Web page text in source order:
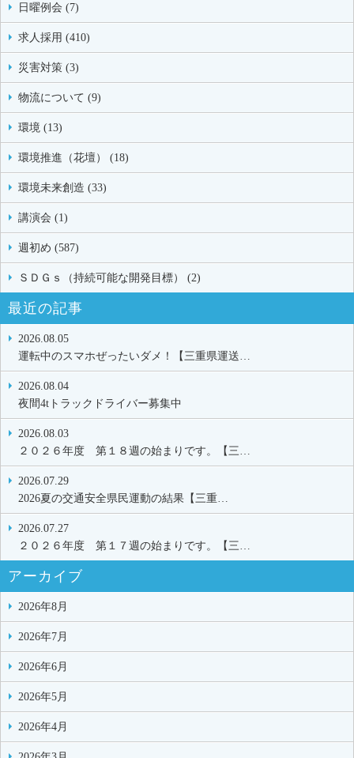
日曜例会 (7)
求人採用 (410)
災害対策 (3)
物流について (9)
環境 (13)
環境推進（花壇） (18)
環境未来創造 (33)
講演会 (1)
週初め (587)
ＳＤＧｓ（持続可能な開発目標） (2)
最近の記事
2026.08.05
運転中のスマホぜったいダメ！【三重県運送…
2026.08.04
夜間4tトラックドライバー募集中
2026.08.03
２０２６年度 第１８週の始まりです。【三…
2026.07.29
2026夏の交通安全県民運動の結果【三重…
2026.07.27
２０２６年度 第１７週の始まりです。【三…
アーカイブ
2026年8月
2026年7月
2026年6月
2026年5月
2026年4月